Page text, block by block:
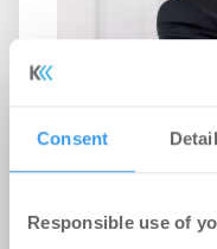
Consent
Responsible use of
Business
Erweiterung des